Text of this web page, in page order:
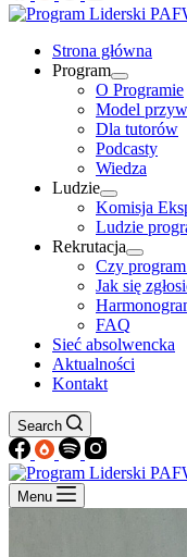
Strona główna
Program
O Programie
Model
Dla tutorów
Podcasty
Wiedza
Ludzie
Komisja
Ludzie
Rekrutacja
Czy
Jak się
FAQ
Sieć absolwencka
Aktualności
Kontakt
Search
Menu